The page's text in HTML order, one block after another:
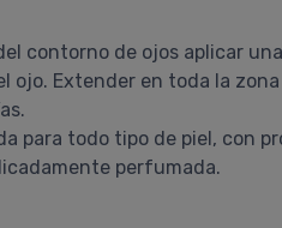
contorno de ojos aplicar
Extender en toda la
para todo tipo de piel, con
perfumada.